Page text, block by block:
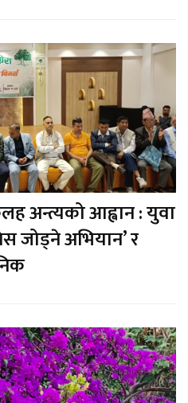
अन्त्यको आह्वान : युवा
जोड्ने अभियान’ र